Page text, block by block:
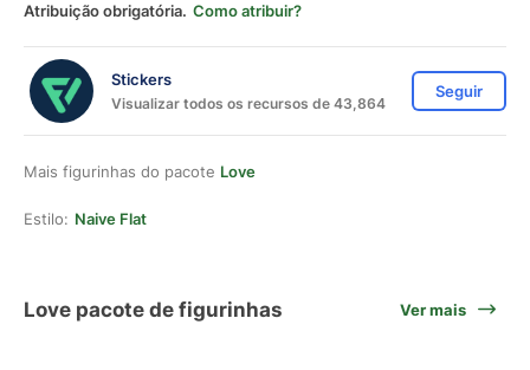
Atribuição obrigatória. Como atribuir?
Stickers
Visualizar todos os recursos de 43,864
Seguir
Mais figurinhas do pacote Love
Estilo: Naive Flat
Love pacote de figurinhas Ver mais